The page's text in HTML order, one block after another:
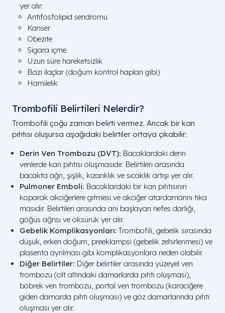
yer alır:
Antifosfolipid sendromu
Kanser
Obezite
Sigara içme
Uzun süre hareketsizlik
Bazı ilaçlar (doğum kontrol hapları gibi)
Hamilelik
Trombofili Belirtileri Nelerdir?
Trombofili çoğu zaman belirti vermez. Ancak bir kan
pıhtısı oluşursa aşağıdaki belirtiler ortaya çıkabilir:
Derin Ven Trombozu (DVT): Bacaklardaki derin
venlerde kan pıhtısı oluşmasıdır. Belirtileri arasında
bacakta ağrı, şişlik, kızarıklık ve sıcaklık artışı yer alır.
Pulmoner Emboli: Bacaklardaki bir kan pıhtısının
koparak akciğerlere gitmesi ve akciğer atardamarını tıka
masıdır. Belirtileri arasında ani başlayan nefes darlığı,
göğüs ağrısı ve öksürük yer alır.
Gebelik Komplikasyonları: Trombofili, gebelik sırasında
düşük, erken doğum, preeklampsi (gebelik zehirlenmesi) ve
plasenta ayrılması gibi komplikasyonlara neden olabilir.
Diğer Belirtiler: Diğer belirtiler arasında yüzeyel ven
trombozu (cilt altındaki damarlarda pıhtı oluşması),
böbrek ven trombozu, portal ven trombozu (karaciğere
giden damarda pıhtı oluşması) ve göz damarlarında pıhtı
oluşması yer alır.